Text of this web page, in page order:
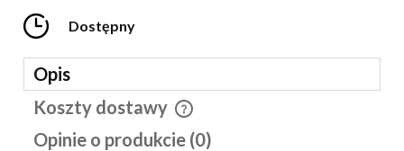
Dostępny
Opis
Koszty dostawy
Cena nie zawiera ewentualnych kosztów płatności
Opinie o produkcie (0)